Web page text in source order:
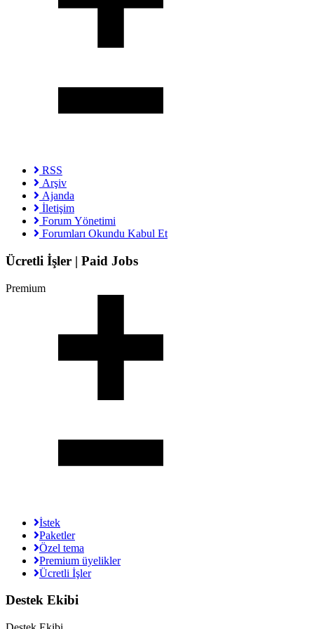
RSS
Arşiv
Ajanda
İletişim
Forum Yönetimi
Forumları Okundu Kabul Et
Ücretli İşler | Paid Jobs
Premium
İstek
Paketler
Özel tema
Premium üyelikler
Ücretli İşler
Destek Ekibi